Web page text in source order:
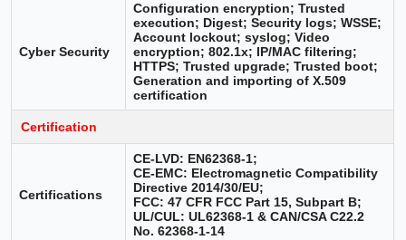
Cyber Security
Configuration encryption; Trusted
execution; Digest; Security logs; WSSE;
Account lockout; syslog; Video
encryption; 802.1x; IP/MAC filtering;
HTTPS; Trusted upgrade; Trusted boot;
Generation and importing of X.509
certification
Certification
Certifications
CE-LVD: EN62368-1;
CE-EMC: Electromagnetic Compatibility
Directive 2014/30/EU;
FCC: 47 CFR FCC Part 15, Subpart B;
UL/CUL: UL62368-1 & CAN/CSA C22.2
No. 62368-1-14